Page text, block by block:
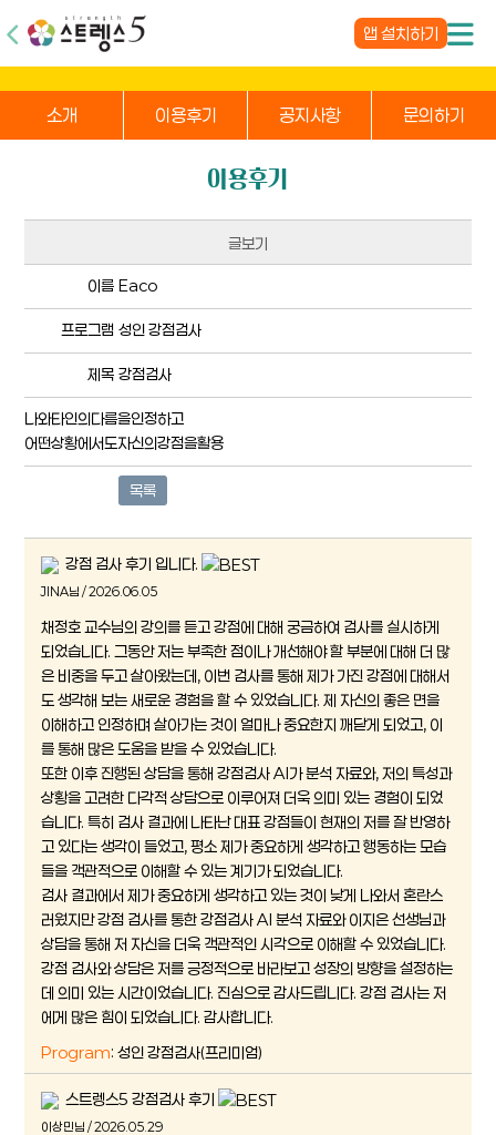
앱 설치하기
소개 이용후기 공지사항 문의하기
이용후기
글보기
이름 Eaco
프로그램 성인 강점검사
제목 강점검사
나와타인의다름을인정하고
어떤상황에서도자신의강점을활용
목록
강점 검사 후기 입니다.
JINA님 / 2026.06.05
채정호 교수님의 강의를 듣고 강점에 대해 궁금하여 검사를 실시하게
되었습니다. 그동안 저는 부족한 점이나 개선해야 할 부분에 대해 더 많
은 비중을 두고 살아왔는데, 이번 검사를 통해 제가 가진 강점에 대해서
도 생각해 보는 새로운 경험을 할 수 있었습니다. 제 자신의 좋은 면을
이해하고 인정하며 살아가는 것이 얼마나 중요한지 깨닫게 되었고, 이
를 통해 많은 도움을 받을 수 있었습니다.
또한 이후 진행된 상담을 통해 강점검사 AI가 분석 자료와, 저의 특성과
상황을 고려한 다각적 상담으로 이루어져 더욱 의미 있는 경험이 되었
습니다. 특히 검사 결과에 나타난 대표 강점들이 현재의 저를 잘 반영하
고 있다는 생각이 들었고, 평소 제가 중요하게 생각하고 행동하는 모습
들을 객관적으로 이해할 수 있는 계기가 되었습니다.
검사 결과에서 제가 중요하게 생각하고 있는 것이 낮게 나와서 혼란스
러웠지만 강점 검사를 통한 강점검사 AI 분석 자료와 이지은 선생님과
상담을 통해 저 자신을 더욱 객관적인 시각으로 이해할 수 있었습니다.
강점 검사와 상담은 저를 긍정적으로 바라보고 성장의 방향을 설정하는
데 의미 있는 시간이었습니다. 진심으로 감사드립니다. 강점 검사는 저
에게 많은 힘이 되었습니다. 감사합니다.
Program: 성인 강점검사(프리미엄)
스트렝스5 강점검사 후기
이상민님 / 2026.05.29